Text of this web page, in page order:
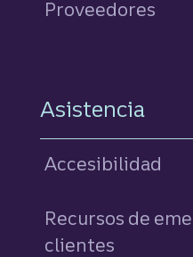
Proveedores
Asistencia
Accesibilidad
Recursos de
clientes